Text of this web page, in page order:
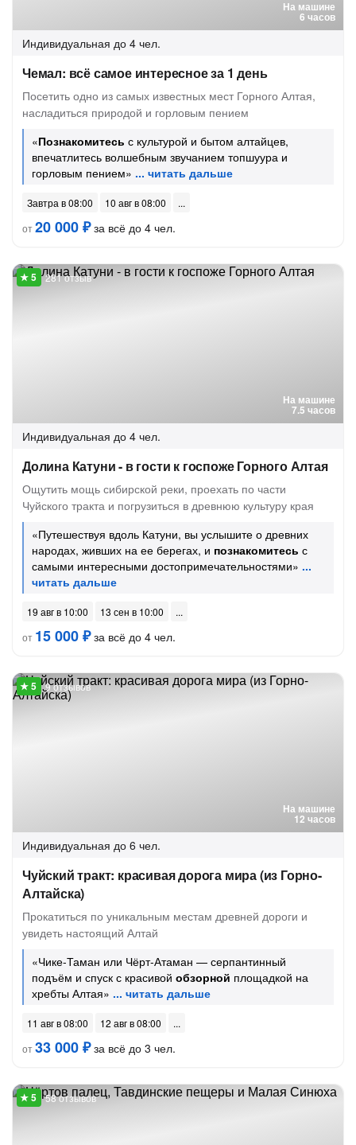
На машине
6 часов
Индивидуальная до 4 чел.
Чемал: всё самое интересное за 1 день
Посетить одно из самых известных мест Горного Алтая,
насладиться природой и горловым пением
«Познакомитесь с культурой и бытом алтайцев,
впечатлитесь волшебным звучанием топшуура и
горловым пением»
Завтра в 08:00
10 авг в 08:00
от20 000 ₽за всё до 4 чел.
На машине
7.5 часов
281 отзыв
Индивидуальная до 4 чел.
Долина Катуни - в гости к госпоже Горного Алтая
Ощутить мощь сибирской реки, проехать по части
Чуйского тракта и погрузиться в древнюю культуру края
«Путешествуя вдоль Катуни, вы услышите о древних
народах, живших на ее берегах, и познакомитесь с
самыми интересными достопримечательностями»
19 авг в 10:00
13 сен в 10:00
от 15 000 ₽за всё до 4 чел.
На машине
12 часов
9 отзывов
Индивидуальная до 6 чел.
Чуйский тракт: красивая дорога мира (из Горно-
Алтайска)
Прокатиться по уникальным местам древней дороги и
увидеть настоящий Алтай
«Чике-Таман или Чёрт-Атаман — серпантинный
подъём и спуск с красивой обзорной площадкой на
хребты Алтая»
11 авг в 08:00
12 авг в 08:00
от33 000 ₽за всё до 3 чел.
58 отзывов